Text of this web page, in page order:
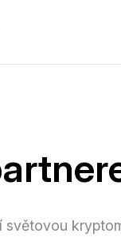
světovou